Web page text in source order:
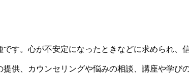
す。心が不安定になったときなどに求められ、
供、カウンセリングや悩みの相談、講座や学び